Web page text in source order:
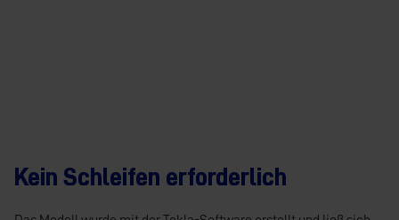
Kein Schleifen erforderlich